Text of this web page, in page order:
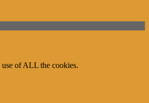
use of ALL the cookies.